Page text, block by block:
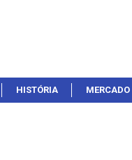
HISTÓRIA MERCADO